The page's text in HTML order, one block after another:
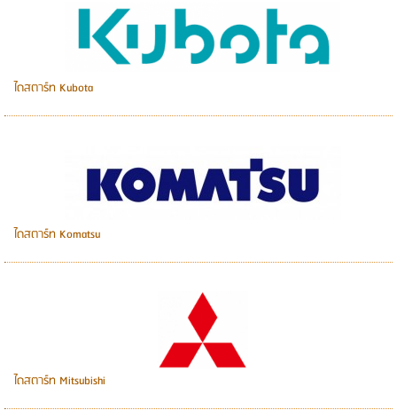
ไดสตาร์ท Kubota
ไดสตาร์ท Komatsu
ไดสตาร์ท Mitsubishi